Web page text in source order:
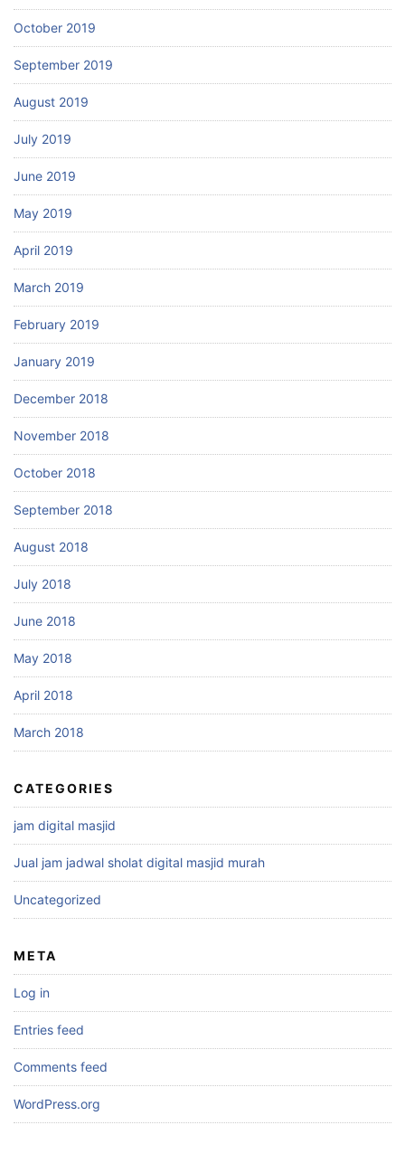
October 2019
September 2019
August 2019
July 2019
June 2019
May 2019
April 2019
March 2019
February 2019
January 2019
December 2018
November 2018
October 2018
September 2018
August 2018
July 2018
June 2018
May 2018
April 2018
March 2018
CATEGORIES
jam digital masjid
Jual jam jadwal sholat digital masjid murah
Uncategorized
META
Log in
Entries feed
Comments feed
WordPress.org